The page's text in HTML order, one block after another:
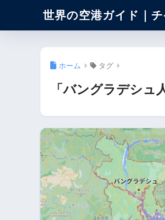
世界の空港ガイド｜
ホーム タグ
「バングラデシュ